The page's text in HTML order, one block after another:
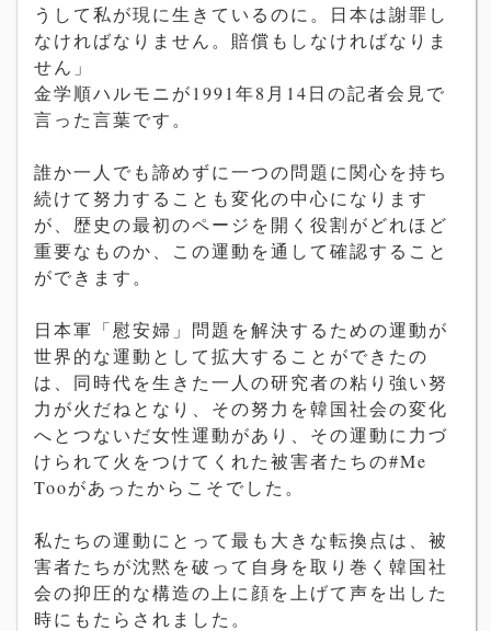
うして私が現に生きているのに。日本は謝罪し
なければなりません。賠償もしなければなりま
せん」
金学順ハルモニが1991年8月14日の記者会見で
言った言葉です。
誰か一人でも諦めずに一つの問題に関心を持ち
続けて努力することも変化の中心になります
が、歴史の最初のページを開く役割がどれほど
重要なものか、この運動を通して確認すること
ができます。
日本軍「慰安婦」問題を解決するための運動が
世界的な運動として拡大することができたの
は、同時代を生きた一人の研究者の粘り強い努
力が火だねとなり、その努力を韓国社会の変化
へとつないだ女性運動があり、その運動に力づ
けられて火をつけてくれた被害者たちの#Me
Tooがあったからこそでした。
私たちの運動にとって最も大きな転換点は、被
害者たちが沈黙を破って自身を取り巻く韓国社
会の抑圧的な構造の上に顔を上げて声を出した
時にもたらされました。